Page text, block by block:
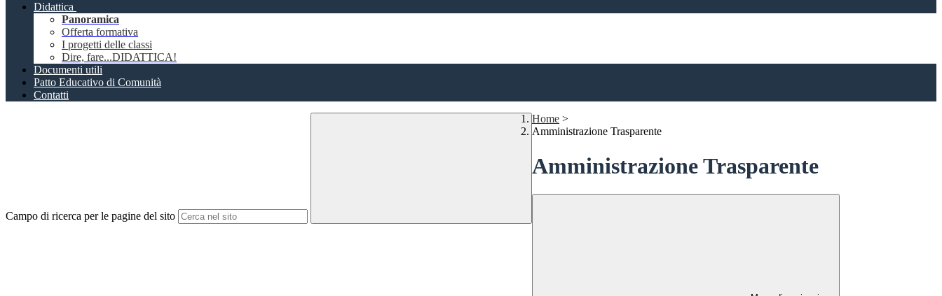
Didattica
Panoramica
Offerta formativa
I progetti delle classi
Dire, fare...DIDATTICA!
Documenti utili
Patto Educativo di Comunità
Contatti
Campo di ricerca per le pagine del sito
Home >
Amministrazione Trasparente
Amministrazione Trasparente